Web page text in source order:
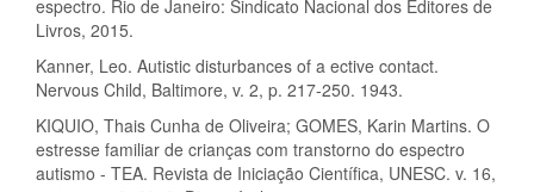
espectro. Rio de Janeiro: Sindicato Nacional dos Editores de
Livros, 2015.
Kanner, Leo. Autistic disturbances of a ective contact.
Nervous Child, Baltimore, v. 2, p. 217-250. 1943.
KIQUIO, Thais Cunha de Oliveira; GOMES, Karin Martins. O
estresse familiar de crianças com transtorno do espectro
autismo - TEA. Revista de Iniciação Científica, UNESC. v. 16,